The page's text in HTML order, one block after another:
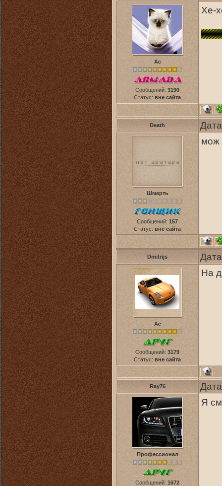
Ас
Сообщений: 3190
Статус: вне сайта
Хе-
Death
Шмерть
Сообщений: 157
Статус: вне сайта
мож
Dmitrijs
Ас
Сообщений: 3179
Статус: вне сайта
На
Ray76
Профессионал
Сообщений: 1672
Я